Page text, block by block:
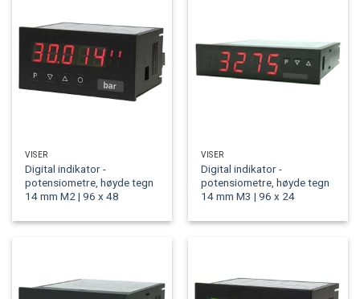
VISER
Digital indikator -
potensiometre, høyde tegn
14 mm M2 | 96 x 48
VISER
Digital indikator -
potensiometre, høyde tegn
14 mm M3 | 96 x 24